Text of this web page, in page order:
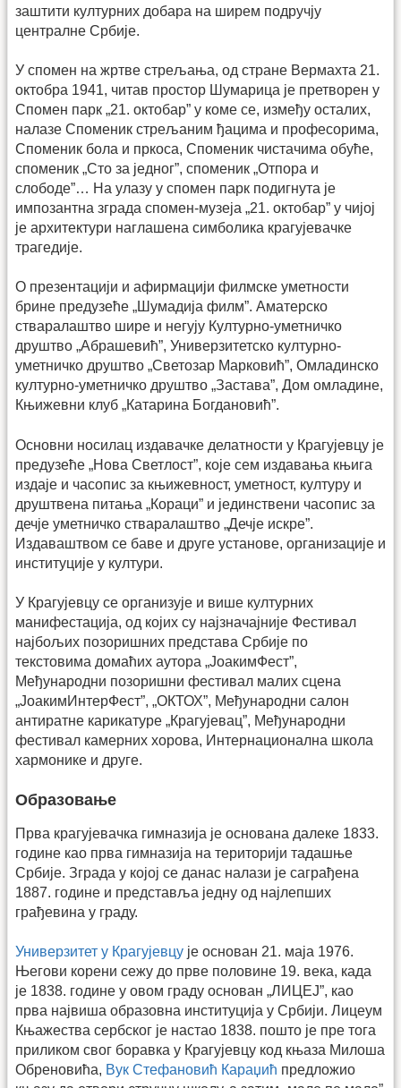
заштити културних добара на ширем подручју
централне Србије.
У спомен на жртве стрељања, од стране Вермахта 21.
октобра 1941, читав простор Шумарица је претворен у
Спомен парк „21. октобар” у коме се, између осталих,
налазе Споменик стрељаним ђацима и професорима,
Споменик бола и пркоса, Споменик чистачима обуће,
споменик „Сто за једног”, споменик „Отпора и
слободе”… На улазу у спомен парк подигнута је
импозантна зграда спомен-музеја „21. октобар” у чијој
је архитектури наглашена симболика крагујевачке
трагедије.
О презентацији и афирмацији филмске уметности
брине предузеће „Шумадија филм”. Аматерско
стваралаштво шире и негују Културно-уметничко
друштво „Абрашевић”, Универзитетско културно-
уметничко друштво „Светозар Марковић”, Омладинско
културно-уметничко друштво „Застава”, Дом омладине,
Књижевни клуб „Катарина Богдановић”.
Основни носилац издавачке делатности у Крагујевцу је
предузеће „Нова Светлост”, које сем издавања књига
издаје и часопис за књижевност, уметност, културу и
друштвена питања „Кораци” и јединствени часопис за
дечје уметничко стваралаштво „Дечје искре”.
Издаваштвом се баве и друге установе, организације и
институције у култури.
У Крагујевцу се организује и више културних
манифестација, од којих су најзначајније Фестивал
најбољих позоришних представа Србије по
текстовима домаћих аутора „ЈоакимФест”,
Међународни позоришни фестивал малих сцена
„ЈоакимИнтерФест”, „ОКТОХ”, Међународни салон
антиратне карикатуре „Крагујевац”, Међународни
фестивал камерних хорова, Интернационална школа
хармонике и друге.
Образовање
Прва крагујевачка гимназија је основана далеке 1833.
године као прва гимназија на територији тадашње
Србије. Зграда у којој се данас налази је саграђена
1887. године и представља једну од најлепших
грађевина у граду.
Универзитет у Крагујевцу је основан 21. маја 1976.
Његови корени сежу до прве половине 19. века, када
је 1838. године у овом граду основан „ЛИЦЕЈ”, као
прва највиша образовна институција у Србији. Лицеум
Књажества сербског је настао 1838. пошто је пре тога
приликом свог боравка у Крагујевцу код књаза Милоша
Обреновића, Вук Стефановић Караџић предложио